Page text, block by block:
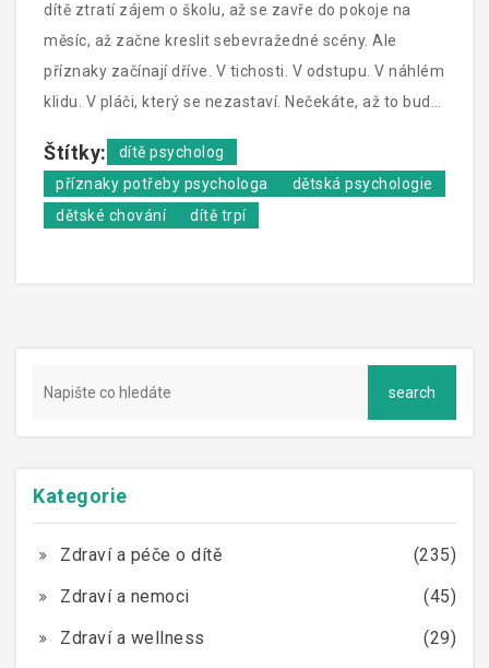
dítě ztratí zájem o školu, až se zavře do pokoje na
měsíc, až začne kreslit sebevražedné scény. Ale
příznaky začínají dříve. V tichosti. V odstupu. V náhlém
klidu. V pláči, který se nezastaví. Nečekáte, až to bude
smysl - a že je někdo, kdo je slyší.
Štítky:
dítě psycholog
příznaky potřeby psychologa
dětská psychologie
dětské chování
dítě trpí
Kategorie
Zdraví a péče o dítě
(235)
Zdraví a nemoci
(45)
Zdraví a wellness
(29)